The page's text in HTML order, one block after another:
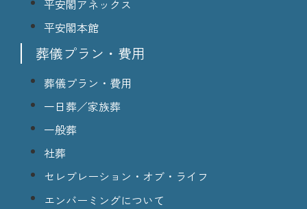
平安閣アネックス
平安閣本館
葬儀プラン・費用
葬儀プラン・費用
一日葬／家族葬
一般葬
社葬
セレブレーション・オブ・ライフ
エンバーミングについて